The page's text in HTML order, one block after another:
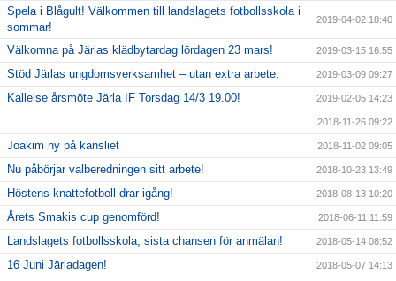
Spela i Blågult! Välkommen till landslagets fotbollsskola i
sommar!
2019-04-02 18:40
Välkomna på Järlas klädbytardag lördagen 23 mars! 2019-03-15 16:55
Stöd Järlas ungdomsverksamhet – utan extra arbete. 2019-03-09 09:27
Kallelse årsmöte Järla IF Torsdag 14/3 19.00! 2019-02-05 14:23
2018-11-26 09:22
Joakim ny på kansliet 2018-11-02 09:05
Nu påbörjar valberedningen sitt arbete! 2018-10-23 13:49
Höstens knattefotboll drar igång! 2018-08-13 10:20
Årets Smakis cup genomförd! 2018-06-11 11:59
Landslagets fotbollsskola, sista chansen för anmälan! 2018-05-14 08:52
16 Juni Järladagen! 2018-05-07 14:13